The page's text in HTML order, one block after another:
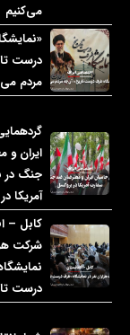
می‌کنیم
درست
مردم
ایران
جنگ در
آمریکا
کابل –
شرکت
درست